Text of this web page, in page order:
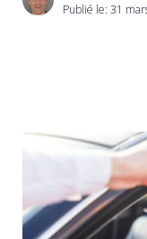
Publié le: 31